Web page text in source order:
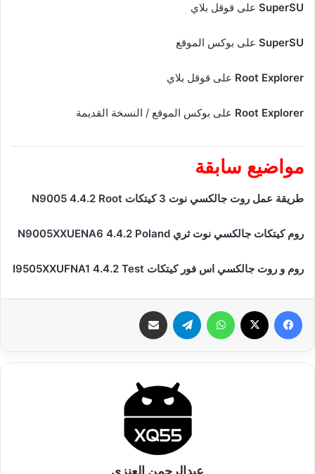
SuperSU على قوقل بلاي
SuperSU على بوكس الموقع
Root Explorer على قوقل بلاي
Root Explorer على بوكس الموقع / النسخة القديمة
مواضيع سابقة
طريقة عمل روت جالكسي نوت 3 كيتكات N9005 4.4.2 Root
روم كيتكات جالكسي نوت ثري N9005XXUENA6 4.4.2 Poland
روم و روت جالكسي اس فور كيتكات I9505XXUFNA1 4.4.2 Test
عبدالرحمن العنزي